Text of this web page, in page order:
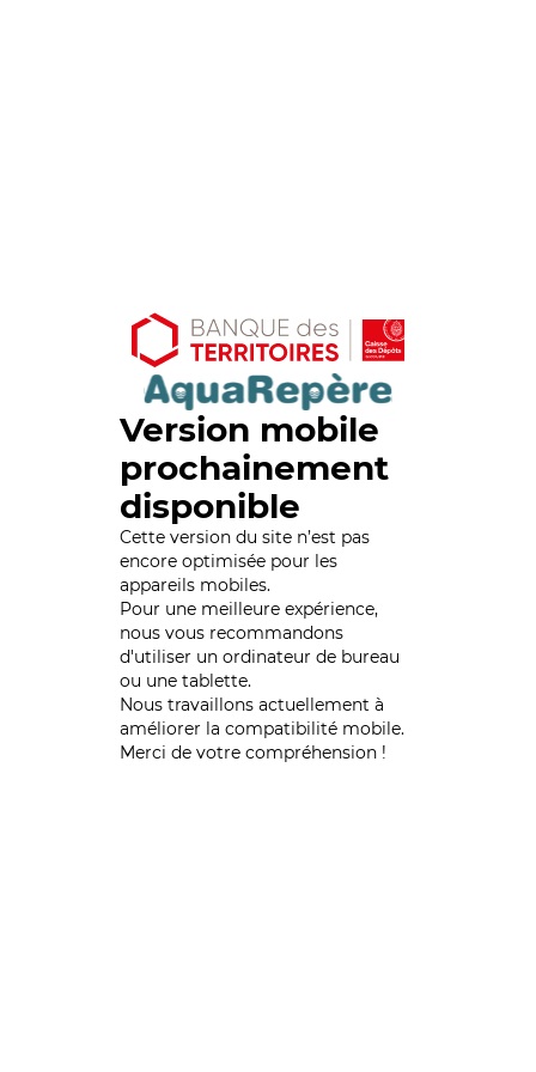
Version mobile
prochainement
disponible
Cette version du site n’est pas
encore optimisée pour les
appareils mobiles.
Pour une meilleure expérience,
nous vous recommandons
d'utiliser un ordinateur de bureau
ou une tablette.
Nous travaillons actuellement à
améliorer la compatibilité mobile.
Merci de votre compréhension !